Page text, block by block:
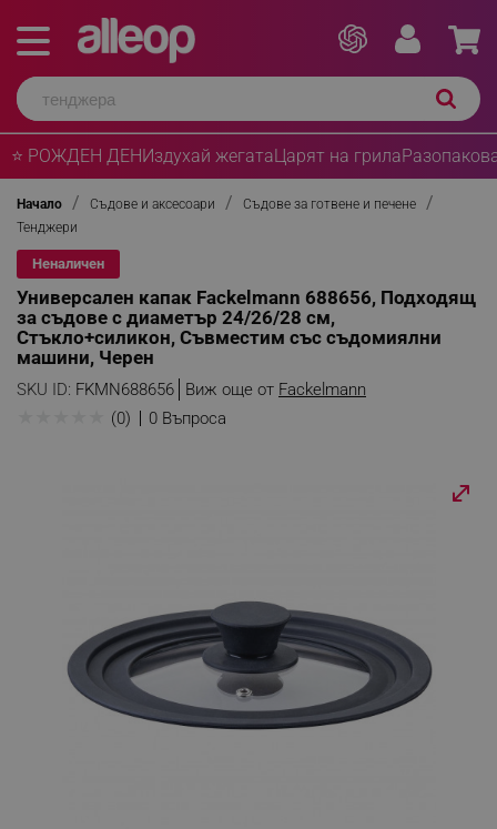
⭐ РОЖДЕН ДЕНИздухай жегатаЦарят на грила
Начало Съдове и аксесоари
Съдове за готвене и печене
Тенджери
Неналичен
Универсален капак Fackelmann 688656, Подходящ
за съдове с диаметър 24/26/28 см,
Стъкло+силикон, Съвместим със съдомиялни
машини, Черен
SKU ID: FKMN688656 Виж още от Fackelmann
(0) 0 Въпроса